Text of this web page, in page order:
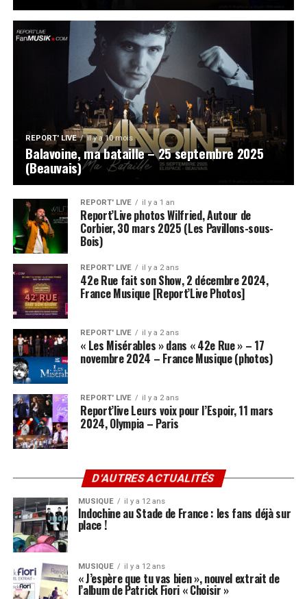
REPORT' LIVE il y a 10 mois
Balavoine, ma bataille – 25 septembre 2025
(Beauvais)
REPORT' LIVE il y a 1 an
Report’Live photos Wilfried, Autour de
Corbier, 30 mars 2025 (Les Pavillons-sous-
Bois)
REPORT' LIVE il y a 2 ans
42e Rue fait son Show, 2 décembre 2024,
France Musique [Report’Live Photos]
REPORT' LIVE il y a 2 ans
« Les Misérables » dans « 42e Rue » – 17
novembre 2024 – France Musique (photos)
REPORT' LIVE il y a 2 ans
Report’live Leurs voix pour l’Espoir, 11 mars
2024, Olympia – Paris
D'AUTRES ACTUALITÉS
MUSIQUE il y a 12 ans
Indochine au Stade de France : les fans déjà sur
place !
MUSIQUE il y a 12 ans
« J’espère que tu vas bien », nouvel extrait de
l’album de Patrick Fiori « Choisir »